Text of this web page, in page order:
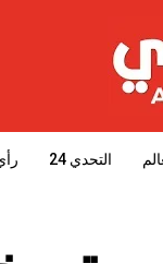
التحدي 24